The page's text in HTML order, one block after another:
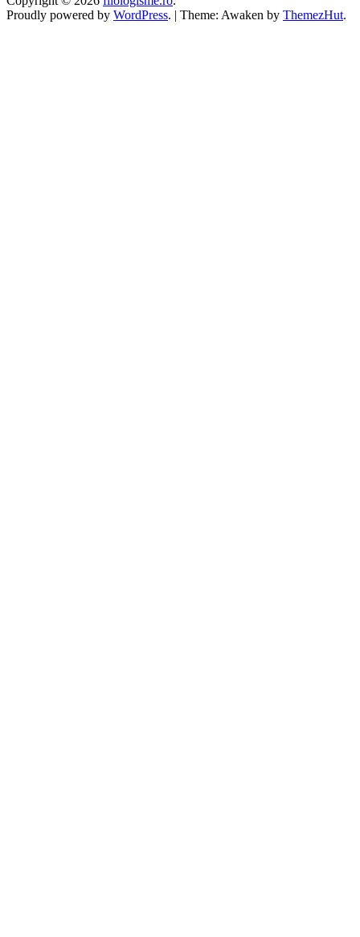
Proudly powered by WordPress. | Theme: Awaken by ThemezHut.